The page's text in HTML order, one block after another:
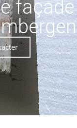
façade